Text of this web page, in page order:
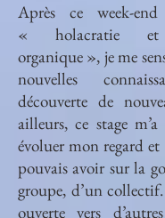
Après ce week-
« holacratie et
organique », je me
nouvelles
découverte de
ailleurs, ce stage
évoluer mon regard
pouvais avoir sur la
groupe, d’un
ouverte vers